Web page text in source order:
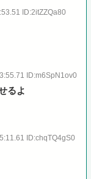
ID:2itZZQa80
ID:m6SpN1ov0
るよ
ID:chqTQ4gS0